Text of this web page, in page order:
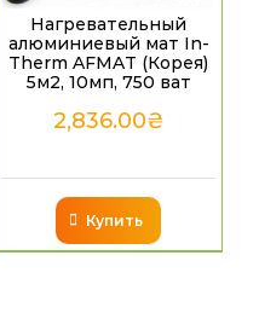
Нагревательный
алюминиевый мат In-
Therm AFMAT (Корея)
5м2, 10мп, 750 ват
2,836.00₴
Купить